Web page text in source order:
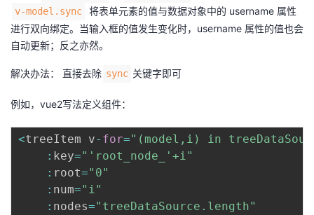
v-model.sync
将表单元素的值与数据对象中的 username 属性
进行双向绑定。当输入框的值发生变化时，username 属性的值也会
自动更新；反之亦然。
解决办法： 直接去除 sync 关键字即可
例如，vue2写法定义组件：
<treeItem v- for="(model,i) in
: key="'root_node_'+i"
: root="0"
: num="i"
: nodes="treeDataSource.length"